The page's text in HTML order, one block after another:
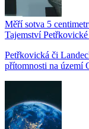
Měří sotva 5
Tajemství Petřkovické
Petřkovická či
přítomnosti na území